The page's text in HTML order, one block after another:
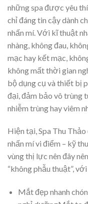
những spa được yêu
chỉ đáng tin cậy dành
nhấn mí. Với kĩ thuật
nhàng, không đau,
mạc hay kết mạc,
không mất thời gian
bộ dụng cụ và thiết bị
đại, đảm bảo vô trùng
nhiễm trùng hay viêm
Hiện tại, Spa Thu
nhấn mí vi điểm – kỹ
vùng thị lực nên đây
“không phẫu thuật”,
Mắt đẹp nhanh